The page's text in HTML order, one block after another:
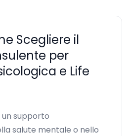
Scegliere il
per
e Life
supporto
salute mentale o nello